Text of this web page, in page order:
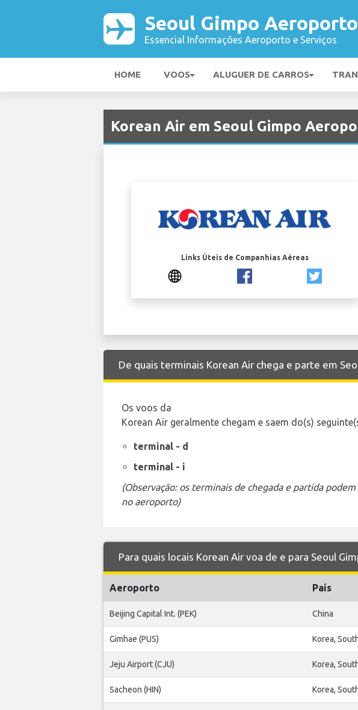
Seoul Gimpo Aeroporto
Essencial Informações Aeroporto e Serviços
HOME VOOS ALUGUER DE CARROS
Korean Air em Seoul Gimpo
Links Úteis de Companhias Aéreas
De quais terminais Korean Air chega e parte em
Os voos da
Korean Air geralmente chegam e saem do(s)
terminal - d
terminal - i
(Observação: os terminais de chegada e partida
no aeroporto)
Para quais locais Korean Air voa de e para Seoul
Aeroporto País
Beijing Capital Int. (PEK) China
Gimhae (PUS) Korea,
Jeju Airport (CJU) Korea,
Sacheon (HIN) Korea,